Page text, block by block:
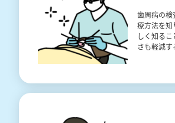
歯周病の
療方法を知
しく知るこ
さも軽減す